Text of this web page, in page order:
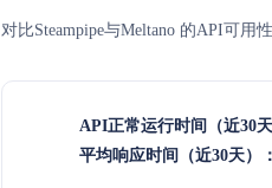
对比Steampipe与Meltano 的API可
API正常运行时间（近30
平均响应时间（近30天）